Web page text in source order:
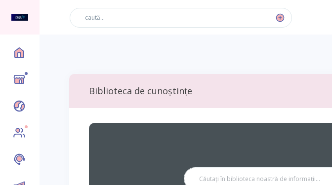
Sus
Nou
Biblioteca de cunoștințe